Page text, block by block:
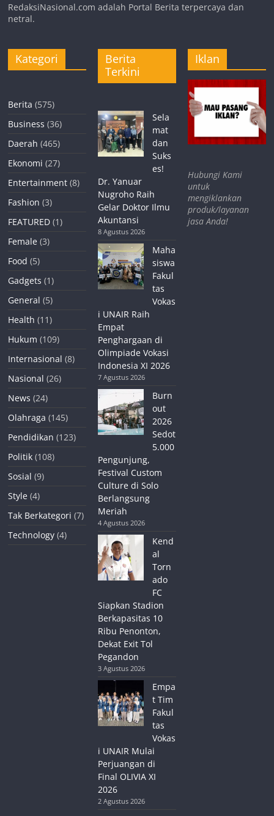
RedaksiNasional.com adalah Portal Berita terpercaya dan
netral.
Kategori
Berita (575)
Business (36)
Daerah (465)
Ekonomi (27)
Entertainment (8)
Fashion (3)
FEATURED (1)
Female (3)
Food (5)
Gadgets (1)
General (5)
Health (11)
Hukum (109)
Internasional (8)
Nasional (26)
News (24)
Olahraga (145)
Pendidikan (123)
Politik (108)
Sosial (9)
Style (4)
Tak Berkategori (7)
Technology (4)
Berita
Terkini
Sela
mat
dan
Suks
es!
Dr. Yanuar
Nugroho Raih
Gelar Doktor Ilmu
Akuntansi
8 Agustus 2026
Maha
siswa
Fakul
tas
Vokas
i UNAIR Raih
Empat
Penghargaan di
Olimpiade Vokasi
Indonesia XI 2026
7 Agustus 2026
Burn
out
2026
Sedot
5.000
Pengunjung,
Festival Custom
Culture di Solo
Berlangsung
Meriah
4 Agustus 2026
Kend
al
Torn
ado
FC
Siapkan Stadion
Berkapasitas 10
Ribu Penonton,
Dekat Exit Tol
Pegandon
3 Agustus 2026
Empa
t Tim
Fakul
tas
Vokas
i UNAIR Mulai
Perjuangan di
Final OLIVIA XI
2026
2 Agustus 2026
Iklan
Hubungi Kami
untuk
mengiklankan
produk/layanan
jasa Anda!